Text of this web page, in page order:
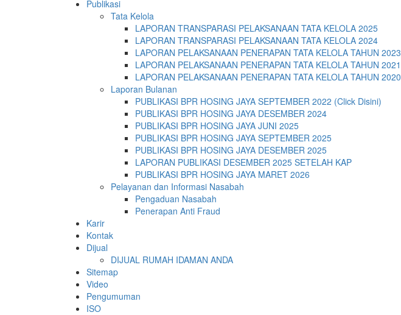
Publikasi
Tata Kelola
LAPORAN TRANSPARASI PELAKSANAAN TATA KELOLA 2025
LAPORAN TRANSPARASI PELAKSANAAN TATA KELOLA 2024
LAPORAN PELAKSANAAN PENERAPAN TATA KELOLA TAHUN 2023
LAPORAN PELAKSANAAN PENERAPAN TATA KELOLA TAHUN 2021
LAPORAN PELAKSANAAN PENERAPAN TATA KELOLA TAHUN 2020
Laporan Bulanan
PUBLIKASI BPR HOSING JAYA SEPTEMBER 2022 (Click Disini)
PUBLIKASI BPR HOSING JAYA DESEMBER 2024
PUBLIKASI BPR HOSING JAYA JUNI 2025
PUBLIKASI BPR HOSING JAYA SEPTEMBER 2025
PUBLIKASI BPR HOSING JAYA DESEMBER 2025
LAPORAN PUBLIKASI DESEMBER 2025 SETELAH KAP
PUBLIKASI BPR HOSING JAYA MARET 2026
Pelayanan dan Informasi Nasabah
Pengaduan Nasabah
Penerapan Anti Fraud
Karir
Kontak
Dijual
DIJUAL RUMAH IDAMAN ANDA
Sitemap
Video
Pengumuman
ISO